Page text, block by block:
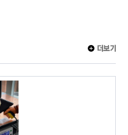
더보기